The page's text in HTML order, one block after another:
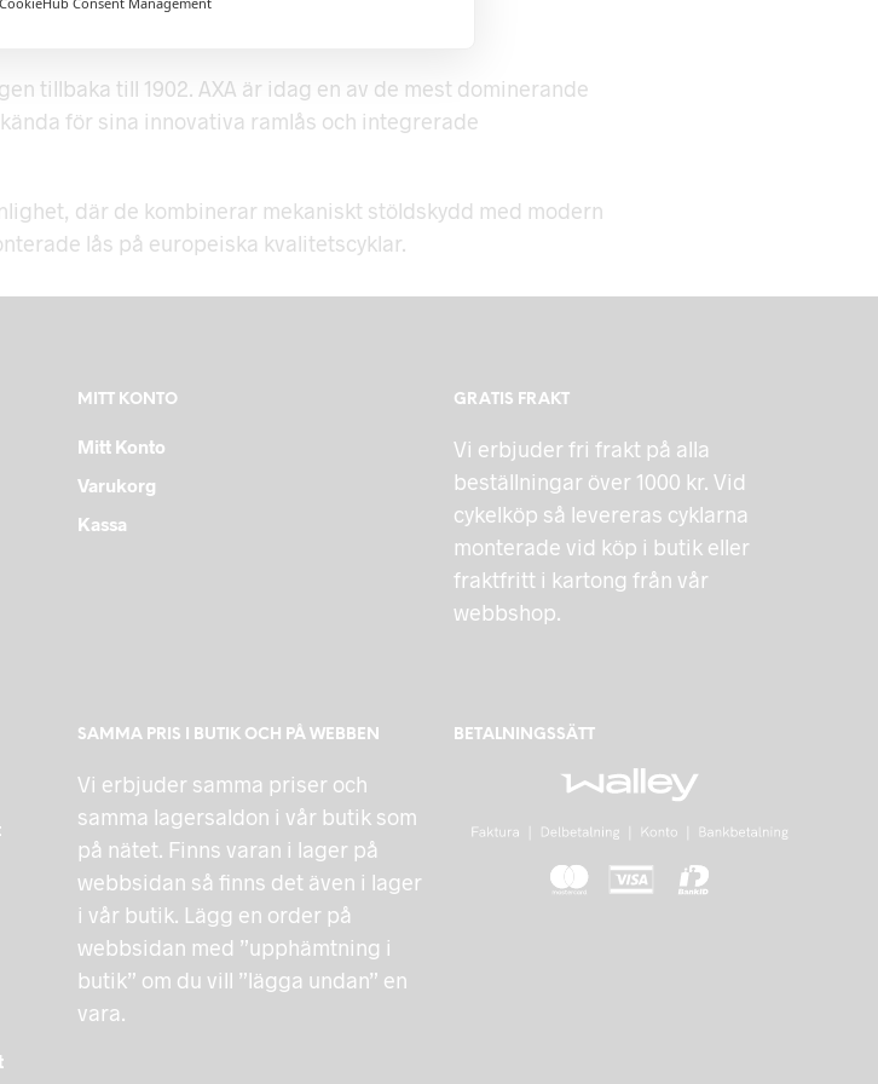
tillbaka till 1902. AXA är idag en av de mest dominerande
för sina innovativa ramlås och integrerade
där de kombinerar mekaniskt stöldskydd med modern
lås på europeiska kvalitetscyklar.
MITT KONTO
Mitt Konto
Varukorg
Kassa
GRATIS FRAKT
Vi erbjuder fri frakt på alla
beställningar över 1000 kr. Vid
cykelköp så levereras cyklarna
monterade vid köp i butik eller
fraktfritt i kartong från vår
webbshop.
SAMMA PRIS I BUTIK OCH PÅ WEBBEN
Vi erbjuder samma priser och
samma lagersaldon i vår butik som
på nätet. Finns varan i lager på
webbsidan så finns det även i lager
i vår butik. Lägg en order på
webbsidan med ”upphämtning i
butik” om du vill ”lägga undan” en
vara.
BETALNINGSSÄTT